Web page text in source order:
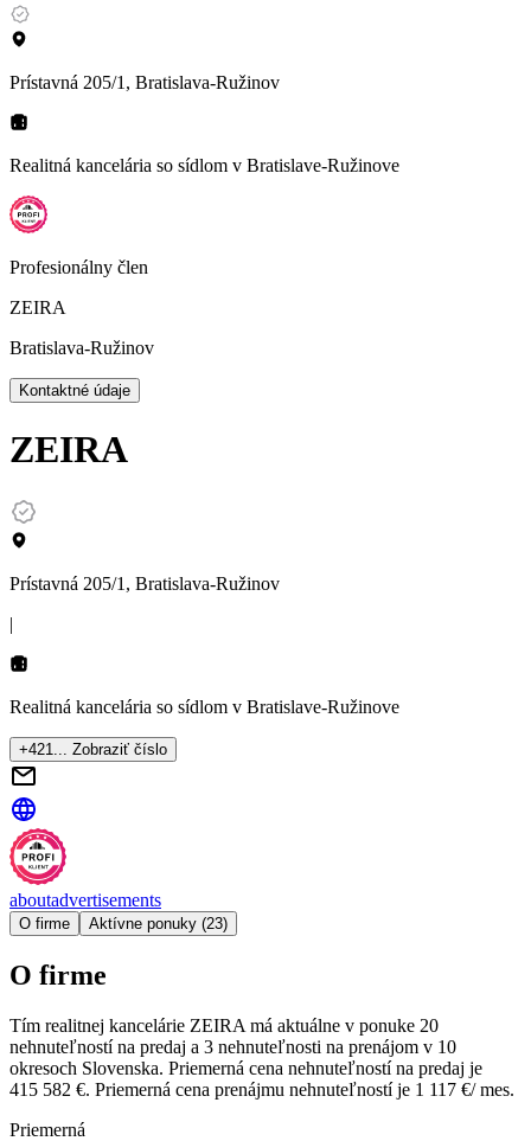
Prístavná 205/1, Bratislava-Ružinov
Realitná kancelária so sídlom v Bratislave-Ružinove
Profesionálny člen
ZEIRA
Bratislava-Ružinov
Kontaktné údaje
ZEIRA
Prístavná 205/1, Bratislava-Ružinov
|
Realitná kancelária so sídlom v Bratislave-Ružinove
+421... Zobraziť číslo
aboutadvertisements
O firme Aktívne ponuky (23)
O firme
Tím realitnej kancelárie ZEIRA má aktuálne v ponuke 20
nehnuteľnostína predaj a 3 nehnuteľnosti na prenájom v 10
okresoch Slovenska. Priemerná cena nehnuteľností na predaj je
415 582 €. Priemerná cena prenájmu nehnuteľností je 1 117 €/ mes.
Priemerná